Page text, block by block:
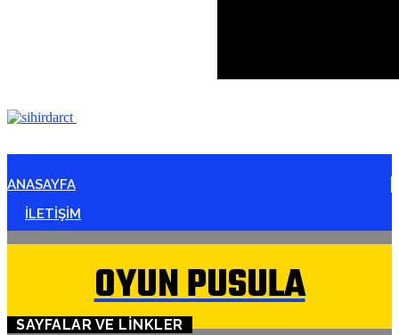
ANASAYFA
İLETİŞİM
OYUN PUSULA
SAYFALAR VE LINKLER